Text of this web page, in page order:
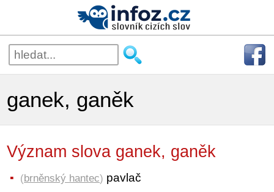
ganek, ganěk
Význam slova ganek, ganěk
(brněnský hantec) pavlač